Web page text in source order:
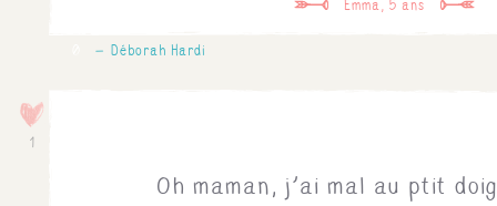
Emma, 5 ans
Déborah Hardi
Oh maman, j'ai mal au ptit
1